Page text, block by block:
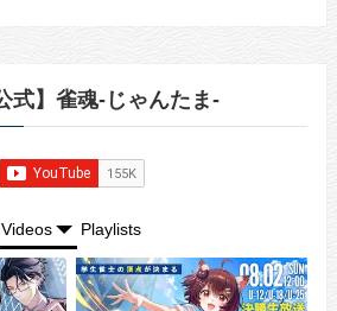
式】雀魂-じゃんたま-
Videos Playlists